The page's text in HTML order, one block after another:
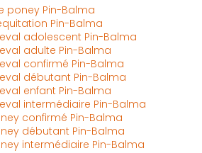
poney Pin-Balma
Pin-Balma
adolescent Pin-Balma
adulte Pin-Balma
confirmé Pin-Balma
débutant Pin-Balma
enfant Pin-Balma
intermédiaire Pin-Balma
confirmé Pin-Balma
débutant Pin-Balma
intermédiaire Pin-Balma